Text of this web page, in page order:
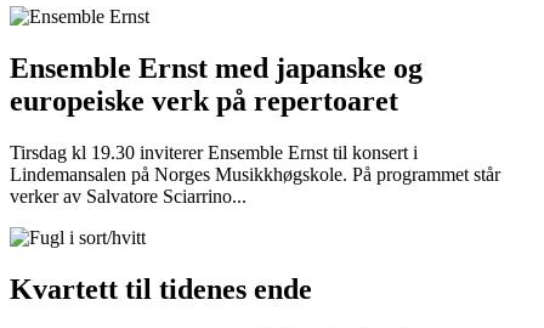
Ensemble Ernst med japanske og
europeiske verk på repertoaret
Tirsdag kl 19.30 inviterer Ensemble Ernst til konsert i
Lindemansalen på Norges Musikkhøgskole. På programmet står
verker av Salvatore Sciarrino...
Kvartett til tidenes ende